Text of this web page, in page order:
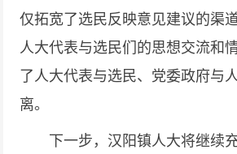
仅拓宽了选民反映意见建议的渠
人大代表与选民们的思想交流和
了人大代表与选民、党委政府与
离。
下一步，汉阳镇人大将继续